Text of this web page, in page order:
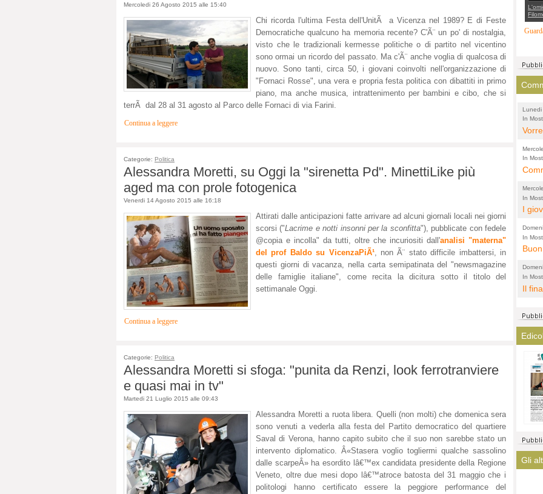
Mercoledi 26 Agosto 2015 alle 15:40
Chi ricorda l'ultima Festa dell'UnitÃ a Vicenza nel 1989? E di Feste
Democratiche qualcuno ha memoria recente? C'Ã¨ un po' di nostalgia,
visto che le tradizionali kermesse politiche o di partito nel vicentino
sono ormai un ricordo del passato. Ma c'Ã¨ anche voglia di qualcosa di
nuovo. Sono tanti, circa 50, i giovani coinvolti nell'organizzazione di
"Fornaci Rosse", una vera e propria festa politica con dibattiti in primo
piano, ma anche musica, intrattenimento per bambini e cibo, che si
terrÃ dal 28 al 31 agosto al Parco delle Fornaci di via Farini.
Continua a leggere
Categorie: Politica
Alessandra Moretti, su Oggi la "sirenetta Pd". MinettiLike più
aged ma con prole fotogenica
Venerdi 14 Agosto 2015 alle 16:18
Attirati dalle anticipazioni fatte arrivare ad alcuni giornali locali nei giorni
scorsi ("Lacrime e notti insonni per la sconfitta"), pubblicate con fedele
@copia e incolla" da tutti, oltre che incuriositi dall'analisi "materna"
del prof Baldo su VicenzaPiÃ¹, non Ã¨ stato difficile imbattersi, in
questi giorni di vacanza, nella carta semipatinata del "newsmagazine
delle famiglie italiane", come recita la dicitura sotto il titolo del
settimanale Oggi.
Continua a leggere
Categorie: Politica
Alessandra Moretti si sfoga: "punita da Renzi, look ferrotranviere
e quasi mai in tv"
Martedi 21 Luglio 2015 alle 09:43
Alessandra Moretti a ruota libera. Quelli (non molti) che domenica sera
sono venuti a vederla alla festa del Partito democratico del quartiere
Saval di Verona, hanno capito subito che il suo non sarebbe stato un
intervento diplomatico. Â«Stasera voglio togliermi qualche sassolino
dalle scarpeÂ» ha esordito lâ€™ex candidata presidente della Regione
Veneto, oltre due mesi dopo lâ€™atroce batosta del 31 maggio che i
politologi hanno certificato essere la peggiore performance del
Lunedi
In
di
e
alta
In
altre
di
a
ha
In
I
In
In
Il
? La
Gli